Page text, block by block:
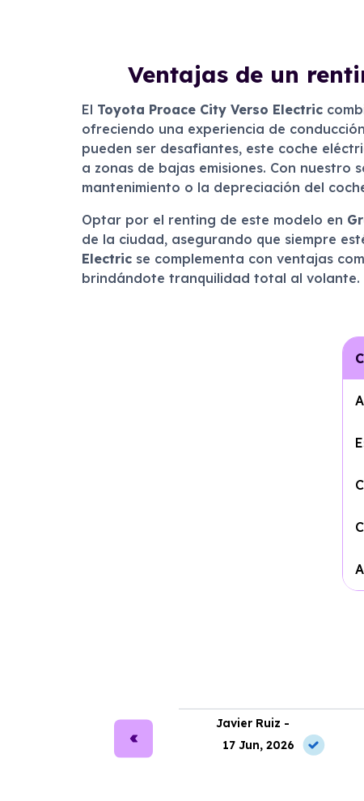
Ventajas de un
El Toyota Proace City Verso Electric
ofreciendo una experiencia de
pueden ser desafiantes, este coche
a zonas de bajas emisiones. Con
mantenimiento o la depreciación del
Optar por el renting de este modelo en
de la ciudad, asegurando que siempre
Electricse complementa con ventajas
brindándote tranquilidad total al volante.
Javier Ruiz -
17 Jun, 2026